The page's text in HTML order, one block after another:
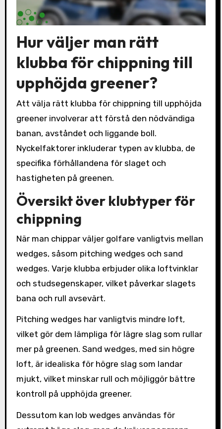
Hur väljer man rätt
klubba för chippning till
upphöjda greener?
Att välja rätt klubba för chippning till upphöjda
greener involverar att förstå den nödvändiga
banan, avståndet och liggande boll.
Nyckelfaktorer inkluderar typen av klubba, de
specifika förhållandena för slaget och
hastigheten på greenen.
Översikt över klubtyper för
chippning
När man chippar väljer golfare vanligtvis mellan
wedges, såsom pitching wedges och sand
wedges. Varje klubba erbjuder olika loftvinklar
och studsegenskaper, vilket påverkar slagets
bana och rull avsevärt.
Pitching wedges har vanligtvis mindre loft,
vilket gör dem lämpliga för lägre slag som rullar
mer på greenen. Sand wedges, med sin högre
loft, är idealiska för högre slag som landar
mjukt, vilket minskar rull och möjliggör bättre
kontroll på upphöjda greener.
Dessutom kan lob wedges användas för